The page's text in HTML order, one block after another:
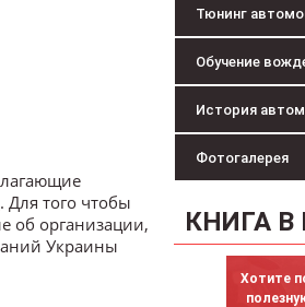
Тюнинг
Обучение
История
Фотогалерея
КНИГА
Хотите
. Для того чтобы
об организации,
Украины